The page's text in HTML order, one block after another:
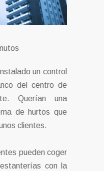
un control
del centro de
Querían una
de hurtos que
clientes.
pueden coger
con la